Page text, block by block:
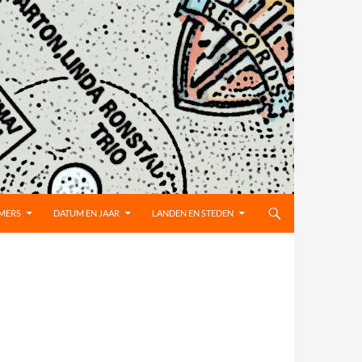
DATUM EN JAAR LANDEN EN STEDEN